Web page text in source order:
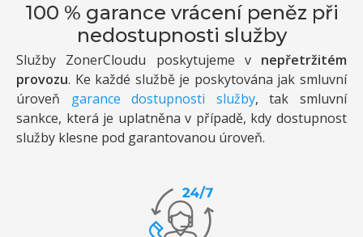
100 % garance vrácení peněz při
nedostupnosti služby
Služby ZonerCloudu poskytujeme v nepřetržitém
provozu. Ke každé službě je poskytována jak smluvní
úroveň garance dostupnosti služby, tak smluvní
sankce, která je uplatněna v případě, kdy dostupnost
služby klesne pod garantovanou úroveň.